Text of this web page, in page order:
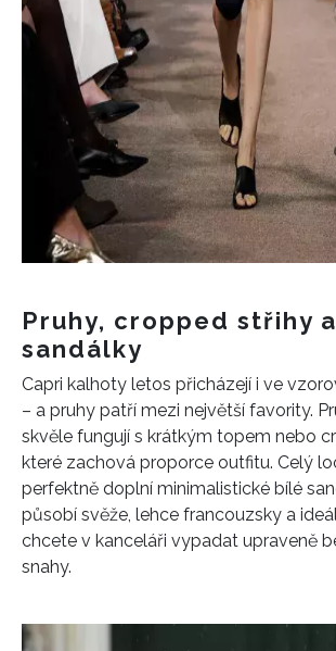
Pruhy, cropped střihy
sandálky
Capri kalhoty letos přicházejí i ve
– a pruhy patří mezi největší favority.
skvěle fungují s krátkým topem nebo
které zachová proporce outfitu. Celý
perfektně doplní minimalistické bílé
působí svěže, lehce francouzsky a
chcete v kanceláři vypadat upraveně
snahy.